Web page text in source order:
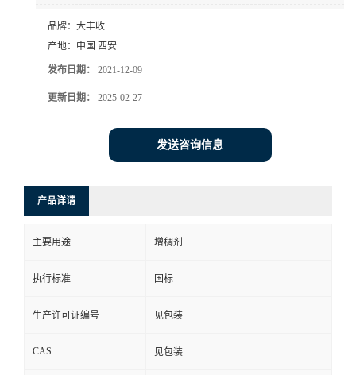
品牌： 大丰收
产地： 中国 西安
发布日期： 2021-12-09
更新日期： 2025-02-27
发送咨询信息
产品详请
主要用途 增稠剂
执行标准 国标
生产许可证编号 见包装
CAS 见包装